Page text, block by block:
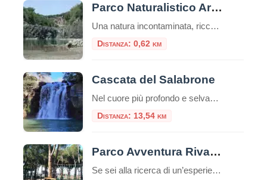
Parco Naturalistico Archeologico di Vulci
Una natura incontaminata, ricca di piantagioni di olivi e vigneti. Nelle piccole valli si aprono estese zone a pascolo, in cui si possono incontrare vacche m
Distanza: 0,62 km
Cascata del Salabrone
Nel cuore più profondo e selvaggio della Tuscia viterbese, dove il Lazio sfiora la Toscana, esiste un luogo in cui il tempo sembra essersi fermato. Lontano dalle rotte turistiche più affollate e avvolto dal silenzio di una foresta millenaria, si cela uno dei segreti naturali più affascinanti della provincia di Viterbo: la Cascata del Salabrone. […]
Distanza: 13,54 km
Parco Avventura Riva dei Tarquini
Se sei alla ricerca di un’esperienza che unisca il brivido dell’avventura al piacere di stare immersi nella natura, il Parco Avventura Riva dei Tarquini è la meta ideale. Nel cuore della Tuscia, a pochi chilometri da Roma, sorge una delle destinazioni più emozionanti per chi cerca avventura e divertimento all’aria aperta: il Parco Avventura Riva […]